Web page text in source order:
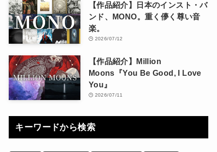
【作品紹介】日本のインスト・バ
ンド、MONO。重く儚く尊い音
楽。
2026/07/12
【作品紹介】Million
Moons『You Be Good, I Love
You』
2026/07/11
キーワードから検索